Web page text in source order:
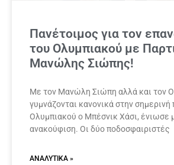
Πανέτοιμος για τον
του Ολυμπιακού με
Μανώλης Σιώπης!
Με τον Μανώλη Σιώπη αλλά και τον
γυμνάζονται κανονικά στην
Ολυμπιακού ο Μπέσνικ Χάσι, ένιωσε
ανακούφιση. Οι δύο ποδοσφαιριστές
ΑΝΑΛΥΤΙΚΆ »